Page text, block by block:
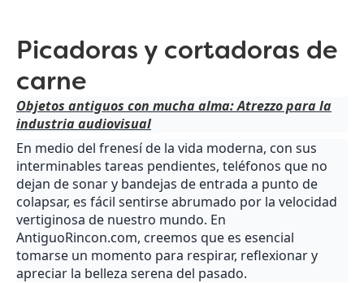
Picadoras y cortadoras de
carne
Objetos antiguos con mucha alma: Atrezzo para la
industria audiovisual
En medio del frenesí de la vida moderna, con sus
interminables tareas pendientes, teléfonos que no
dejan de sonar y bandejas de entrada a punto de
colapsar, es fácil sentirse abrumado por la velocidad
vertiginosa de nuestro mundo. En
AntiguoRincon.com, creemos que es esencial
tomarse un momento para respirar, reflexionar y
apreciar la belleza serena del pasado.